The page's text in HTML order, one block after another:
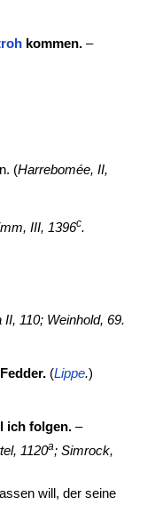
kommen.–
(Harrebomée, II,
III, 1396c.
II, 110; Weinhold, 69.
(Lippe.)
ich folgen.–
1120a; Simrock,
will, der seine